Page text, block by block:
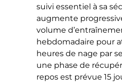
suivi essentiel à sa
augmente
volume
hebdomadaire pour
heures de nage par
une phase de
repos est prévue 15